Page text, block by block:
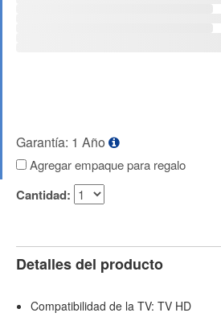
Garantía: 1 Año
Agregar empaque para regalo
Cantidad:
Detalles del producto
Compatibilidad de la TV: TV HD